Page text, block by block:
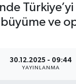
ve
30.12.2025 - 09:44
YAYINLANMA